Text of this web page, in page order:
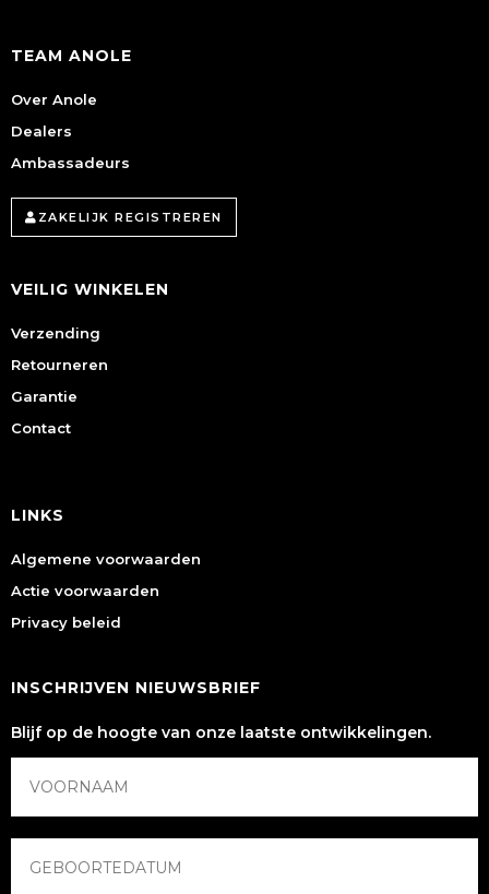
TEAM ANOLE
Over Anole
Dealers
Ambassadeurs
ZAKELIJK REGISTREREN
VEILIG WINKELEN
Verzending
Retourneren
Garantie
Contact
LINKS
Algemene voorwaarden
Actie voorwaarden
Privacy beleid
INSCHRIJVEN NIEUWSBRIEF
Blijf op de hoogte van onze laatste ontwikkelingen.